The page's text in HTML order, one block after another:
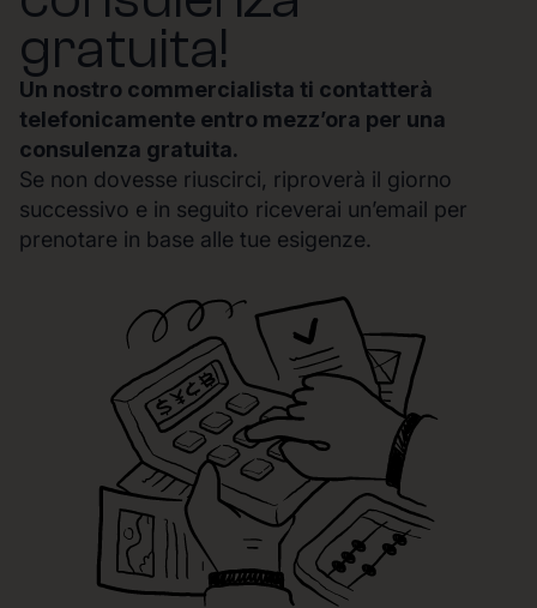
gratuita!
Un nostro commercialista ti contatterà
telefonicamente entro mezz’ora per una
consulenza gratuita.
Se non dovesse riuscirci, riproverà il giorno
successivo e in seguito riceverai un’email per
prenotare in base alle tue esigenze.